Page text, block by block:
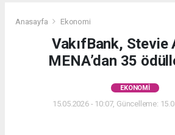
Anasayfa Ekonomi
VakıfBank, Stevie
MENA’dan 35
EKONOMI
15.05.2026 - 10:07, Güncelleme: